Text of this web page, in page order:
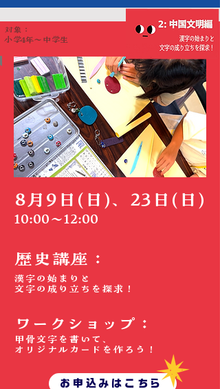
​対象：
小学4年～中学生
​8月9日(日)、23日(日)
10:00～12:00
歴史講座：
漢字の始まりと
​文字の成り立ちを探求！
ワークショップ：
甲骨文字を書いて、
​オリジナルカードを作ろう！
お申込みはこちら